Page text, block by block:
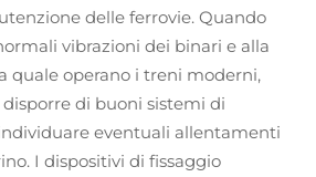
delle ferrovie. Quando
vibrazioni dei binari e alla
quale operano i treni moderni,
di buoni sistemi di
eventuali allentamenti
I dispositivi di fissaggio